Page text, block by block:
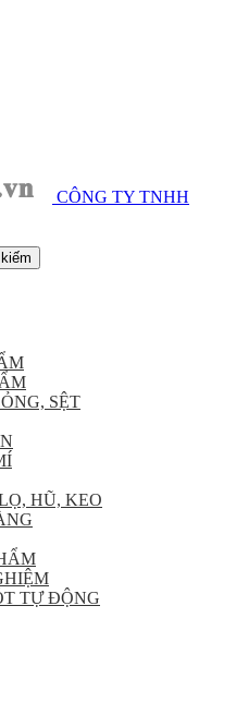
CÔNG TY TNHH
SỆT
HŨ, KEO
TỰ ĐỘNG